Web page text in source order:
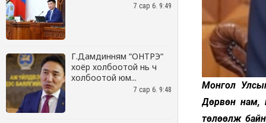
7 сар 6. 9:49
Г.Дамдинням “ОНТРЭ“
хоёр холбоотой нь ч
холбоотой юм...
7 сар 6. 9:48